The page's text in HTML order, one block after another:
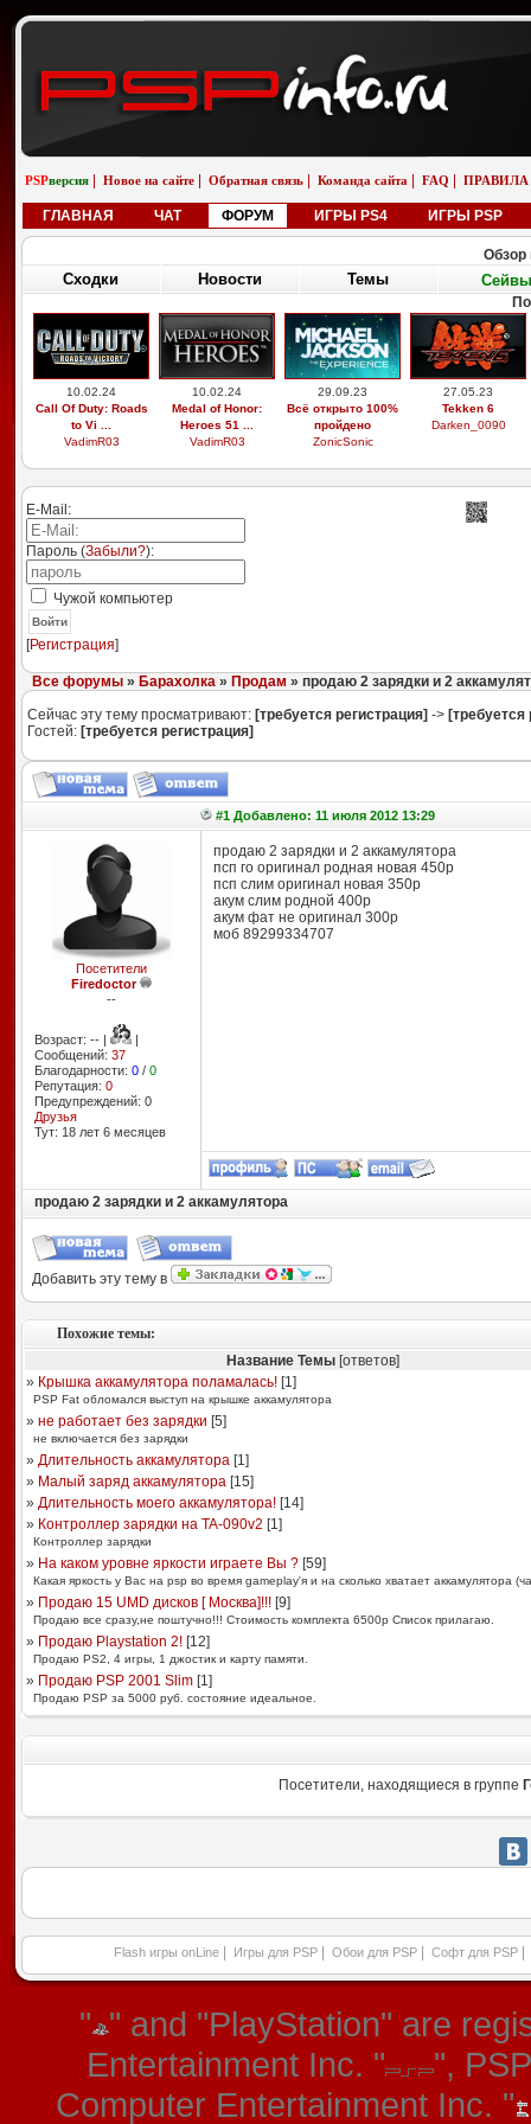
PSPверсия Новое на сайте Обратная связь Команда сайта FAQ ПРАВИЛА
ГЛАВНАЯ ЧАТ ФОРУМ ИГРЫ PS4 ИГРЫ PSP
Обзор
Сходки Новости Темы Сейвы
10.02.24
Call Of Duty: Roads
to Vi ...
VadimR03
10.02.24
Medal of Honor:
Heroes 51 ...
VadimR03
29.09.23
Всё открыто 100%
пройдено
ZonicSonic
27.05.23
Tekken 6
Darken_0090
E-Mail:
Пароль (Забыли?):
Чужой компьютер
Войти
[Регистрация]
Все форумы» Барахолка» Продам » продаю 2 зарядки и 2
Сейчас эту тему просматривают: [требуется регистрация] -> [требуется
Гостей: [требуется регистрация]
#1 Добавлено: 11 июля 2012 13:29
Посетители
Firedoctor
--
Возраст: -- |
|
Сообщений: 37
Благодарности: 0/ 0
Репутация: 0
Предупреждений: 0
Друзья
Тут: 18 лет 6 месяцев
продаю 2 зарядки и 2 аккамулятора
псп го оригинал родная новая 450р
псп слим оригинал новая 350р
акум слим родной 400р
акум фат не оригинал 300р
моб 89299334707
продаю 2 зарядки и 2 аккамулятора
Добавить эту тему в
Похожие темы:
Название Темы[ответов]
» Крышка аккамулятора поламалась![1]
PSP Fat обломался выступ на крышке аккамулятора
» не работает без зарядки [5]
не включается без зарядки
» Длительность аккамулятора[1]
» Малый заряд аккамулятора[15]
» Длительность моего аккамулятора![14]
» Контроллер зарядки на TA-090v2 [1]
Контроллер зарядки
» На каком уровне яркости играете Вы ?[59]
Какая яркость у Вас на psp во время gameplay'я и на сколько хватает аккамулятора
» Продаю 15 UMD дисков [ Москва]!!![9]
Продаю все сразу,не поштучно!!! Стоимость комплекта 6500р Список прилагаю.
» Продаю Playstation 2![12]
Продаю PS2, 4 игры, 1 джостик и карту памяти.
» Продаю PSP 2001 Slim[1]
Продаю PSP за 5000 руб. состояние идеальное.
Посетители, находящиеся в группе
Flash игры onLine Игры для PSP Обои для PSP Софт для PSP
" " and "PlayStation" are
Entertainment Inc. "
",
Computer Entertainment Inc. "